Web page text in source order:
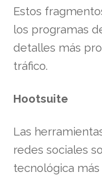
Estos
los programas
detalles más
tráfico.
Hootsuite
Las
redes sociales
tecnológica